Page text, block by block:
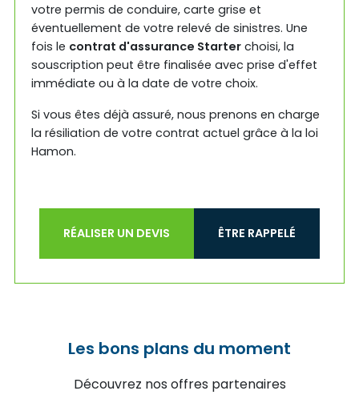
votre permis de conduire, carte grise et
éventuellement de votre relevé de sinistres. Une
fois le contrat d'assurance Starter choisi, la
souscription peut être finalisée avec prise d'effet
immédiate ou à la date de votre choix.
Si vous êtes déjà assuré, nous prenons en charge
la résiliation de votre contrat actuel grâce à la loi
Hamon.
RÉALISER UN DEVIS ÊTRE RAPPELÉ
Les bons plans du moment
Découvrez nos offres partenaires